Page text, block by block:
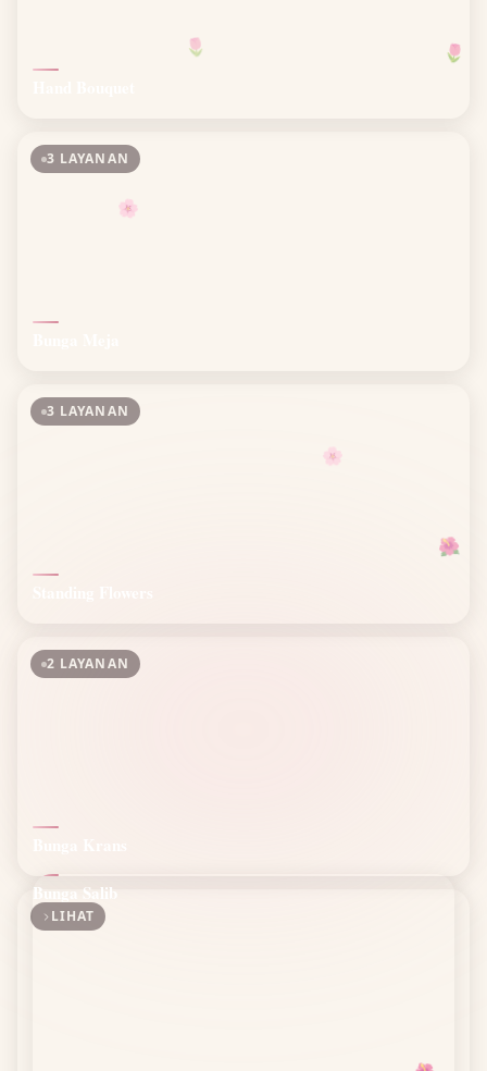
🌸
🌷
🌺
🌸
🌷
3 LAYANAN
3 LAYANAN
2 LAYANAN
LIHAT
Bunga Salib